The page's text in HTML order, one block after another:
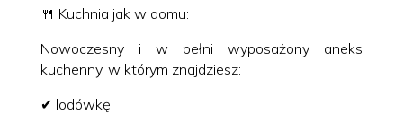
🍴 Kuchnia jak w domu:
Nowoczesny i w pełni wyposażony aneks
kuchenny, w którym znajdziesz:
✔ lodówkę